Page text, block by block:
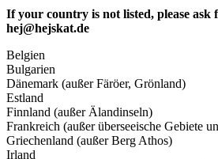
If your country is not listed, please
hej@hejskat.de
Belgien
Bulgarien
Dänemark (außer Färöer, Grönland)
Estland
Finnland (außer Älandinseln)
Frankreich (außer überseeische Gebiete
Griechenland (außer Berg Athos)
Irland